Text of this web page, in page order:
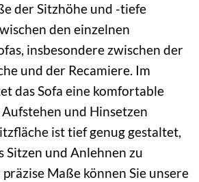
der Sitzhöhe und -tiefe
den einzelnen
insbesondere zwischen der
und der Recamiere. Im
das Sofa eine komfortable
und Hinsetzen
ist tief genug gestaltet,
Sitzen und Anlehnen zu
Maße können Sie unsere